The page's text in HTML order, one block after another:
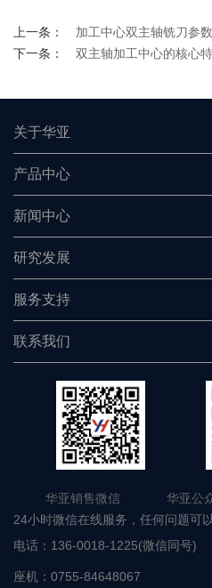
上一条：
加工中心双主轴铣刀参
下一条：
双主轴加工中心的核心
关于华亚
产品中心
新闻中心
研究发展
服务支持
联系我们
华亚销售微信 华亚公
24小时微信在线服务，任何问题可
电话： 136-0018-1225(微信同号)
座机： 0755-84648067